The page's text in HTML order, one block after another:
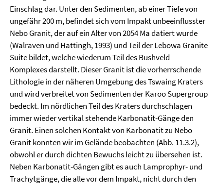
Einschlag dar. Unter den Sedimenten, ab einer Tiefe von
ungefähr 200 m, befindet sich vom Impakt unbeeinflusster
Nebo Granit, der auf ein Alter von 2054 Ma datiert wurde
(Walraven und Hattingh, 1993) und Teil der Lebowa Granite
Suite bildet, welche wiederum Teil des Bushveld
Komplexes darstellt. Dieser Granit ist die vorherrschende
Lithologie in der näheren Umgebung des Tswaing Kraters
und wird verbreitet von Sedimenten der Karoo Supergroup
bedeckt. Im nördlichen Teil des Kraters durchschlagen
immer wieder vertikal stehende Karbonatit-Gänge den
Granit. Einen solchen Kontakt von Karbonatit zu Nebo
Granit konnten wir im Gelände beobachten (Abb. 11.3.2),
obwohl er durch dichten Bewuchs leicht zu übersehen ist.
Neben Karbonatit-Gängen gibt es auch Lamprophyr- und
Trachytgänge, die alle vor dem Impakt, nicht durch den